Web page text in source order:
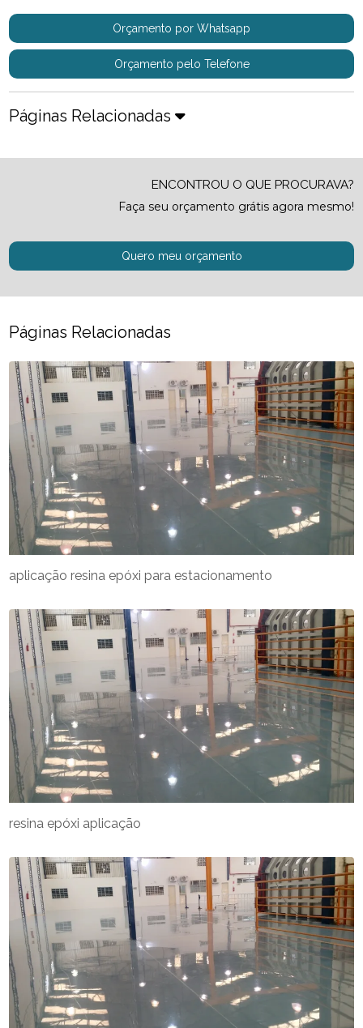
Orçamento por Whatsapp
Orçamento pelo Telefone
Páginas Relacionadas
ENCONTROU O QUE PROCURAVA?
Faça seu orçamento grátis agora mesmo!
Quero meu orçamento
Páginas Relacionadas
aplicação resina epóxi para estacionamento
resina epóxi aplicação